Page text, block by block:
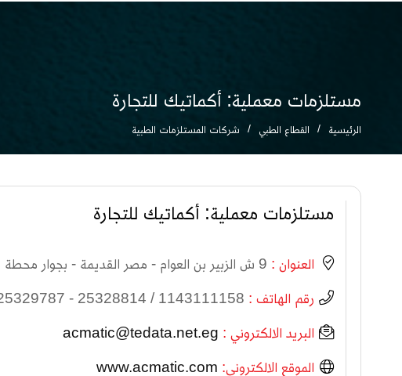
مستلزمات معملية: أكماتيك للتجارة
الرئيسية القطاع الطبي شركات المستلزمات الطبية
مستلزمات معملية: أكماتيك للتجارة
العنوان : 9 ش الزبير بن العوام - مصر القديمة - بجوار محطة مترو الملك الصالح
رقم الهاتف : 1143111158 / 25328814 - 25329787
البريد الالكتروني : acmatic@tedata.net.eg
الموقع الالكتروني: www.acmatic.com